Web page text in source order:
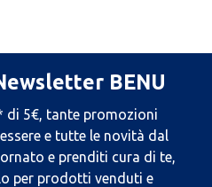
BENU
di 5€, tante promozioni
e tutte le novità dal
e prenditi cura di te,
per prodotti venduti e